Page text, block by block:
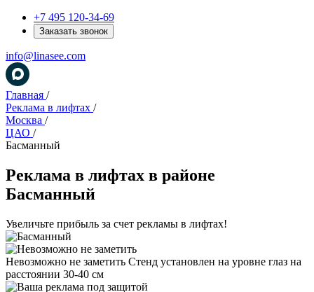
+7 495 120-34-69
Заказать звонок
info@linasee.com
Главная /
Реклама в лифтах /
Москва /
ЦАО /
Басманный
Реклама в лифтах в районе
Басманный
Увеличьте прибыль за счет рекламы в лифтах!
Невозможно не заметить Стенд установлен на уровне глаз на
расстоянии 30-40 см